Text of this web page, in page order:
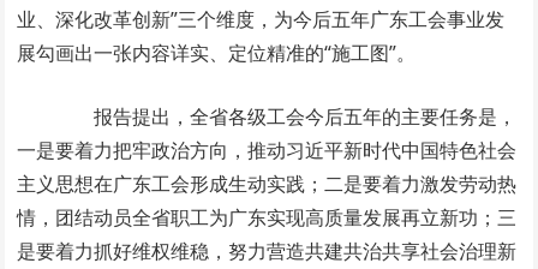
业、深化改革创新”三个维度，为今后五年广东工会事业发
展勾画出一张内容详实、定位精准的“施工图”。
报告提出，全省各级工会今后五年的主要任务是，
一是要着力把牢政治方向，推动习近平新时代中国特色社会
主义思想在广东工会形成生动实践；二是要着力激发劳动热
情，团结动员全省职工为广东实现高质量发展再立新功；三
是要着力抓好维权维稳，努力营造共建共治共享社会治理新